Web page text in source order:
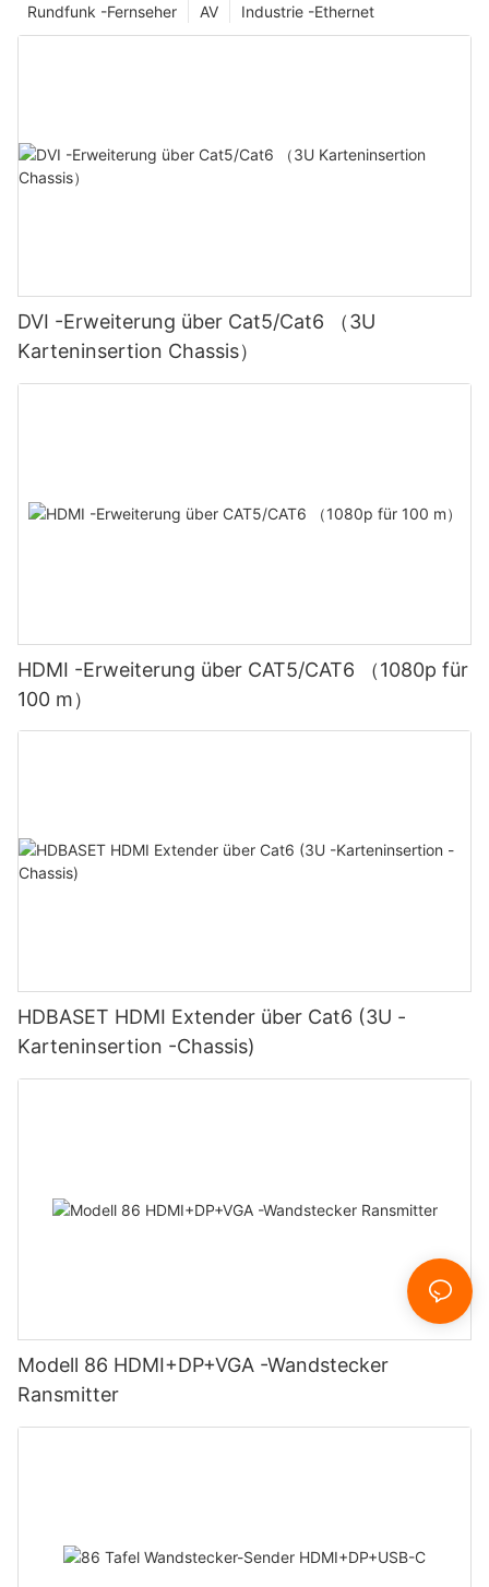
Industrie -Ethernet
AV
Rundfunk -Fernseher
DVI -Erweiterung über Cat5/Cat6 （3U
Karteninsertion Chassis）
HDMI -Erweiterung über CAT5/CAT6 （1080p für
100 m）
HDBASET HDMI Extender über Cat6 (3U -
Karteninsertion -Chassis)
Modell 86 HDMI+DP+VGA -Wandstecker
Ransmitter